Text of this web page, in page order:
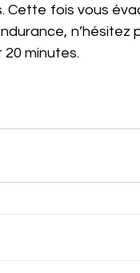
Cette fois vous
minutes.